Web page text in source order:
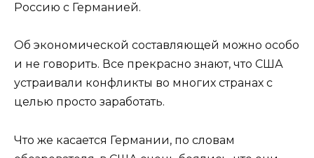
Россию с Германией.
Об экономической составляющей можно особо
и не говорить. Все прекрасно знают, что США
устраивали конфликты во многих странах с
целью просто заработать.
Что же касается Германии, по словам